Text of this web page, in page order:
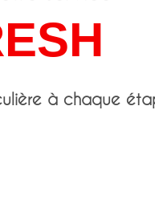
à chaque